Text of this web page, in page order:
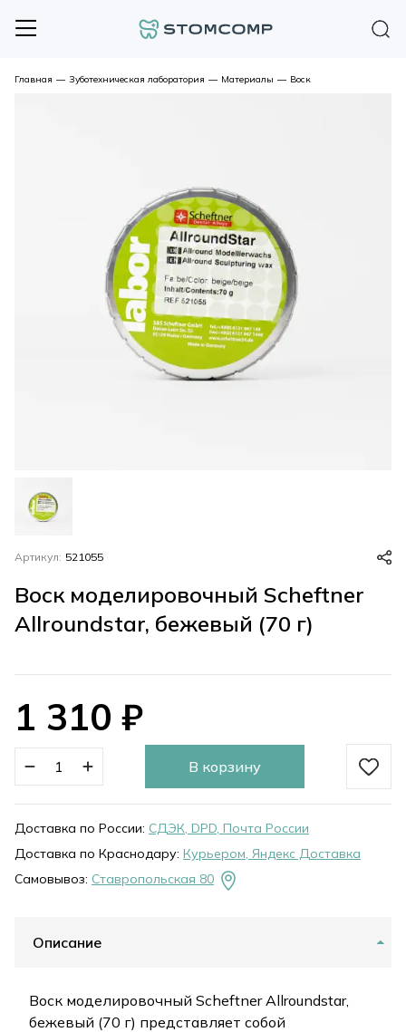
Главная — Зуботехническая лаборатория — Материалы — Воск
Артикул: 521055
Воск моделировочный Scheftner
Allroundstar, бежевый (70 г)
1 310 ₽
В корзину
Доставка по России: СДЭК, DPD, Почта России
Доставка по Краснодару: Курьером, Яндекс Доставка
Самовывоз: Ставропольская 80
Описание
Воск моделировочный Scheftner Allroundstar,
бежевый (70 г) представляет собой